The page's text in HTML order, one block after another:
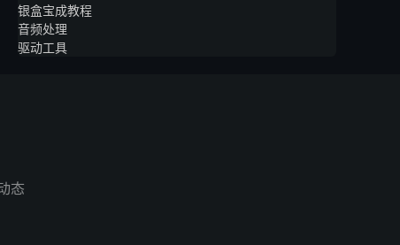
银盒宝成教程
音频处理
驱动工具
态